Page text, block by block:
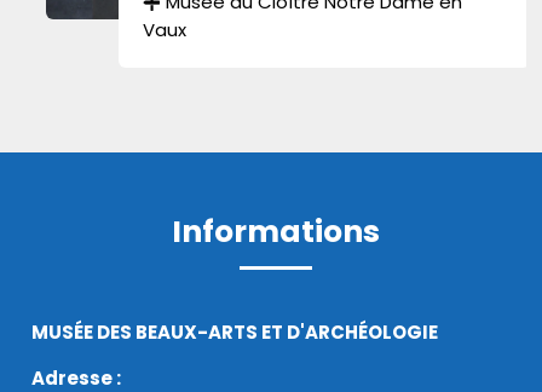
Vaux
Informations
MUSÉE DES BEAUX-ARTS ET D'ARCHÉOLOGIE
Adresse :